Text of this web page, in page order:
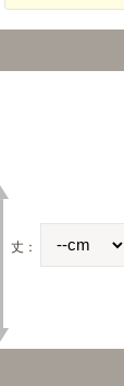
丈：